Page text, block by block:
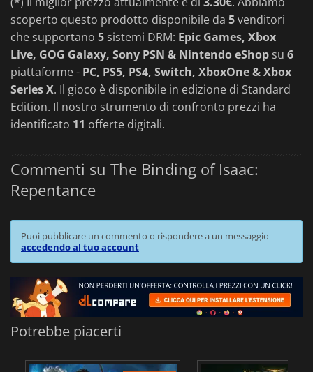
scoperto questo prodotto disponibile da 5venditori
che supportano 5 sistemi DRM: Epic Games, Xbox
Live, GOG Galaxy, Sony PSN & Nintendo eShop su 6
piattaforme - PC, PS5, PS4, Switch, XboxOne & Xbox
Series X. Il gioco è disponibile in edizione di Standard
Edition. Il nostro strumento di confronto prezzi ha
identificato 11 offerte digitali.
Commenti su The Binding of Isaac:
Repentance
Puoi pubblicare un commento o rispondere a un messaggio
accedendo al tuo account
Potrebbe piacerti